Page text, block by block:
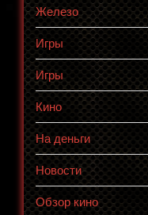
Железо
Игры
Игры
Кино
На деньги
Новости
Обзор кино